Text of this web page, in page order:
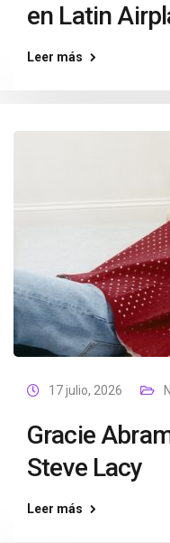
en Latin
Leer más
17 julio, 2026
Gracie
Steve Lacy
Leer más